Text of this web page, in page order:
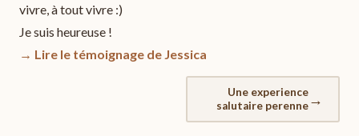
vivre, à tout vivre :)
Je suis heureuse !
→ Lire le témoignage de Jessica
Une experience
salutaire perenne→